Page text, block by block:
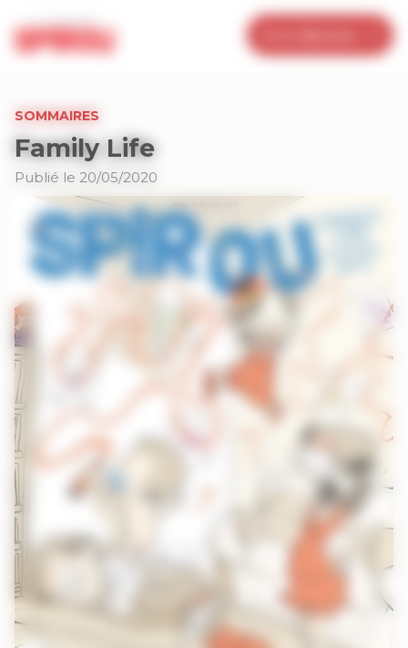
SOMMAIRES
Family Life
Publié le 20/05/2020